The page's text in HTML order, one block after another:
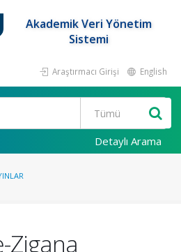
Akademik Veri Yönetim
Sistemi
Araştırmacı Girişi English
Detaylı Arama
Zigana